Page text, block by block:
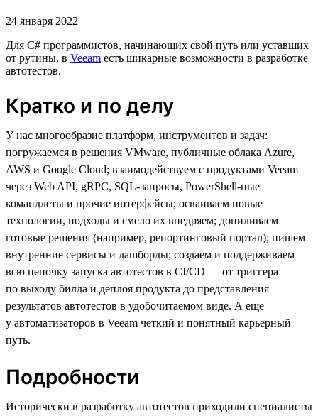
24 января 2022
Для C# программистов, начинающих свой путь или уставших
от рутины, в Veeam есть шикарные возможности в разработке
автотестов.
Кратко и по делу
У нас многообразие платформ, инструментов и задач:
погружаемся в решения VMware, публичные облака Azure,
AWS и Google Cloud; взаимодействуем с продуктами Veeam
через Web API, gRPC, SQL-запросы, PowerShell-ные
командлеты и прочие интерфейсы; осваиваем новые
технологии, подходы и смело их внедряем; допиливаем
готовые решения (например, репортинговый портал); пишем
внутренние сервисы и дашборды; создаем и поддерживаем
всю цепочку запуска автотестов в CI/CD — от триггера
по выходу билда и деплоя продукта до представления
результатов автотестов в удобочитаемом виде. А еще
у автоматизаторов в Veeam четкий и понятный карьерный
путь.
Подробности
Исторически в разработку автотестов приходили специалисты